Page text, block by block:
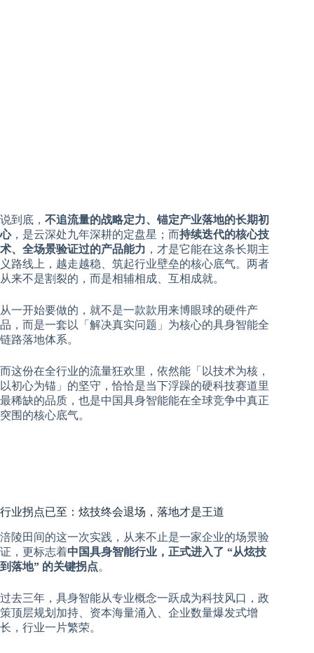
说到底， 不追流量的战略定力、锚定产业落地的长期初
心，是云深处九年深耕的定盘星；而持续迭代的核心技
术、全场景验证过的产品能力 ，才是它能在这条长期主
义路线上，越走越稳、筑起行业壁垒的核心底气。两者
从来不是割裂的，而是相辅相成、互相成就。
从一开始要做的，就不是一款款用来博眼球的硬件产
品，而是一套以「解决真实问题」为核心的具身智能全
链路落地体系。
而这份在全行业的流量狂欢里，依然能「以技术为核，
以初心为锚」的坚守，恰恰是当下浮躁的硬科技赛道里
最稀缺的品质，也是中国具身智能能在全球竞争中真正
突围的核心底气。
行业拐点已至：炫技终会退场，落地才是王道
涪陵田间的这一次实践，从来不止是一家企业的场景验
证，更标志着中国具身智能行业，正式进入了 “从炫技
到落地” 的关键拐点
过去三年，具身智能从专业概念一跃成为科技风口，政
策顶层规划加持、资本海量涌入、企业数量爆发式增
长，行业一片繁荣。